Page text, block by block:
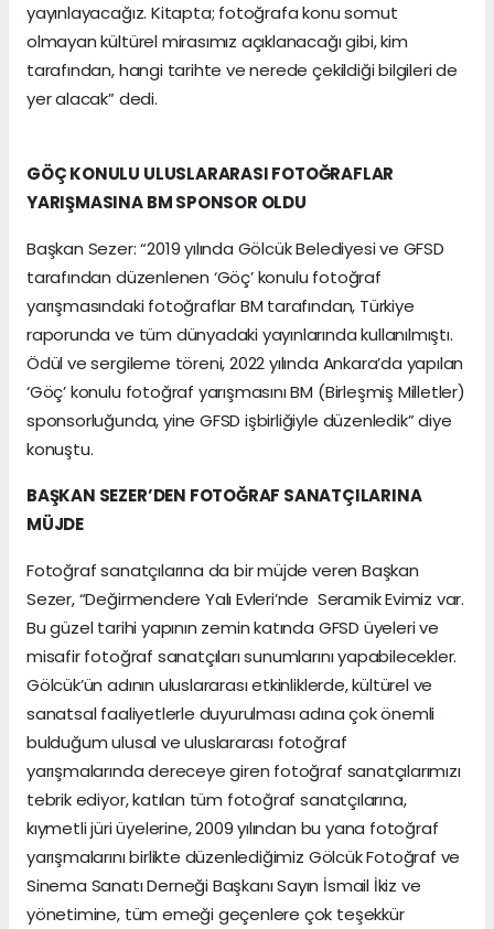
yayınlayacağız. Kitapta; fotoğrafa konu somut
olmayan kültürel mirasımız açıklanacağı gibi, kim
tarafından, hangi tarihte ve nerede çekildiği bilgileri de
yer alacak” dedi.
GÖÇ KONULU ULUSLARARASI FOTOĞRAFLAR
YARIŞMASINA BM SPONSOR OLDU
Başkan Sezer: “2019 yılında Gölcük Belediyesi ve GFSD
tarafından düzenlenen ‘Göç’ konulu fotoğraf
yarışmasındaki fotoğraflar BM tarafından, Türkiye
raporunda ve tüm dünyadaki yayınlarında kullanılmıştı.
Ödül ve sergileme töreni, 2022 yılında Ankara’da yapılan
‘Göç’ konulu fotoğraf yarışmasını BM (Birleşmiş Milletler)
sponsorluğunda, yine GFSD işbirliğiyle düzenledik” diye
konuştu.
BAŞKAN SEZER’DEN FOTOĞRAF SANATÇILARINA
MÜJDE
Fotoğraf sanatçılarına da bir müjde veren Başkan
Sezer, “Değirmendere Yalı Evleri’nde Seramik Evimiz var.
Bu güzel tarihi yapının zemin katında GFSD üyeleri ve
misafir fotoğraf sanatçıları sunumlarını yapabilecekler.
Gölcük’ün adının uluslararası etkinliklerde, kültürel ve
sanatsal faaliyetlerle duyurulması adına çok önemli
bulduğum ulusal ve uluslararası fotoğraf
yarışmalarında dereceye giren fotoğraf sanatçılarımızı
tebrik ediyor, katılan tüm fotoğraf sanatçılarına,
kıymetli jüri üyelerine, 2009 yılından bu yana fotoğraf
yarışmalarını birlikte düzenlediğimiz Gölcük Fotoğraf ve
Sinema Sanatı Derneği Başkanı Sayın İsmail İkiz ve
yönetimine, tüm emeği geçenlere çok teşekkür